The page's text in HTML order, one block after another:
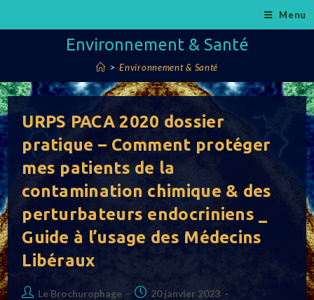
Menu
Environnement & Santé
> Environnement & Santé
URPS PACA 2020 dossier
pratique – Comment protéger
mes patients de la
contamination chimique & des
perturbateurs endocriniens _
Guide à l’usage des Médecins
Libéraux
Auteur/autrice
Le Brochurophage
Post20 janvier 2023